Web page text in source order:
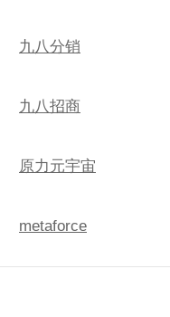
九八分销
九八招商
原力元宇宙
metaforce